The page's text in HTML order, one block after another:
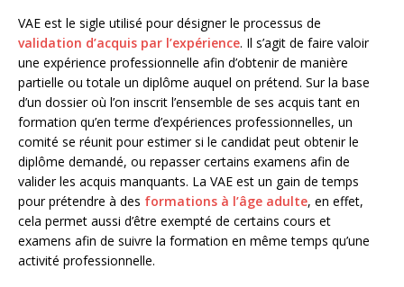
VAE est le sigle utilisé pour désigner le processus de
validation d’acquis par l’expérience. Il s’agit de faire valoir
une expérience professionnelle afin d’obtenir de manière
partielle ou totale un diplôme auquel on prétend. Sur la base
d’un dossier où l’on inscrit l’ensemble de ses acquis tant en
formation qu’en terme d’expériences professionnelles, un
comité se réunit pour estimer si le candidat peut obtenir le
diplôme demandé, ou repasser certains examens afin de
valider les acquis manquants. La VAE est un gain de temps
pour prétendre à des formations à l’âge adulte, en effet,
cela permet aussi d’être exempté de certains cours et
examens afin de suivre la formation en même temps qu’une
activité professionnelle.